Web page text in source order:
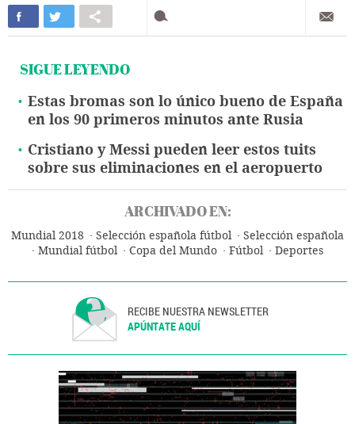
SIGUE LEYENDO
Estas bromas son lo único bueno de España
en los 90 primeros minutos ante Rusia
Cristiano y Messi pueden leer estos tuits
sobre sus eliminaciones en el aeropuerto
ARCHIVADO EN:
Mundial 2018 Selección española fútbol
Selección española
Mundial fútbol
Copa del Mundo Fútbol Deportes
RECIBE NUESTRA NEWSLETTER
APÚNTATE AQUÍ